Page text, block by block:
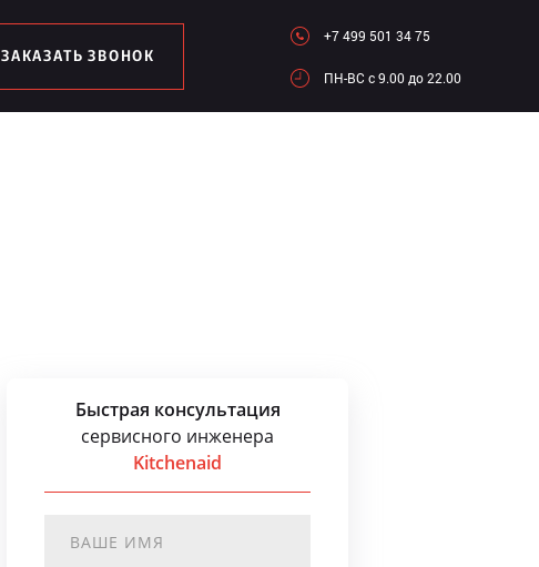
ЗАКАЗАТЬ ЗВОНОК
+7 499 501 34 75
ПН-ВC c 9.00 до 22.00
Быстрая консультация
сервисного инженера
Kitchenaid